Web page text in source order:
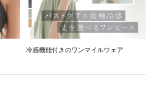
冷感機能付きのワンマイルウェア